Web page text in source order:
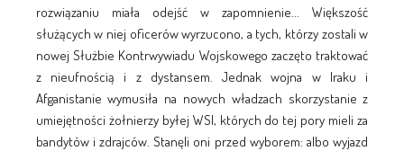
rozwiązaniu miała odejść w zapomnienie... Większość
służących w niej oficerów wyrzucono, a tych, którzy zostali w
nowej Służbie Kontrwywiadu Wojskowego zaczęto traktować
z nieufnością i z dystansem. Jednak wojna w Iraku i
Afganistanie wymusiła na nowych władzach skorzystanie z
umiejętności żołnierzy byłej WSI, których do tej pory mieli za
bandytów i zdrajców. Stanęli oni przed wyborem: albo wyjazd